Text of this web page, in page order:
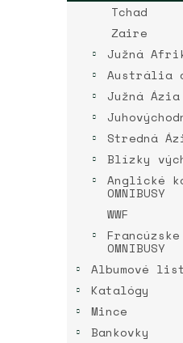
Tchad
Zaire
Južná
Austrália
Južná Ázia
Stredná
Blízky
Anglické
OMNIBUSY
WWF
OMNIBUSY
Albumové
Katalógy
Mince
Bankovky